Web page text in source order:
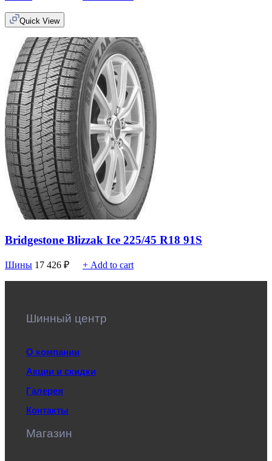
Quick View
Bridgestone Blizzak Ice 225/45 R18 91S
Шины 17 426 ₽ + Add to cart
Шинный центр
О компании
Акции и скидки
Галерея
Контакты
Магазин